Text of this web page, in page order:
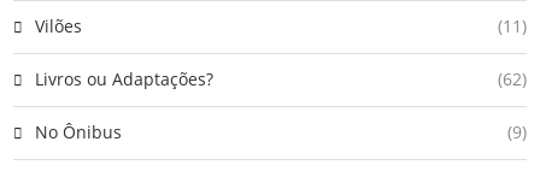
Vilões (11)
Livros ou Adaptações? (62)
No Ônibus (9)